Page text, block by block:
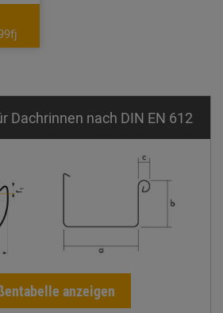
Dachrinnen nach DIN EN 612
anzeigen